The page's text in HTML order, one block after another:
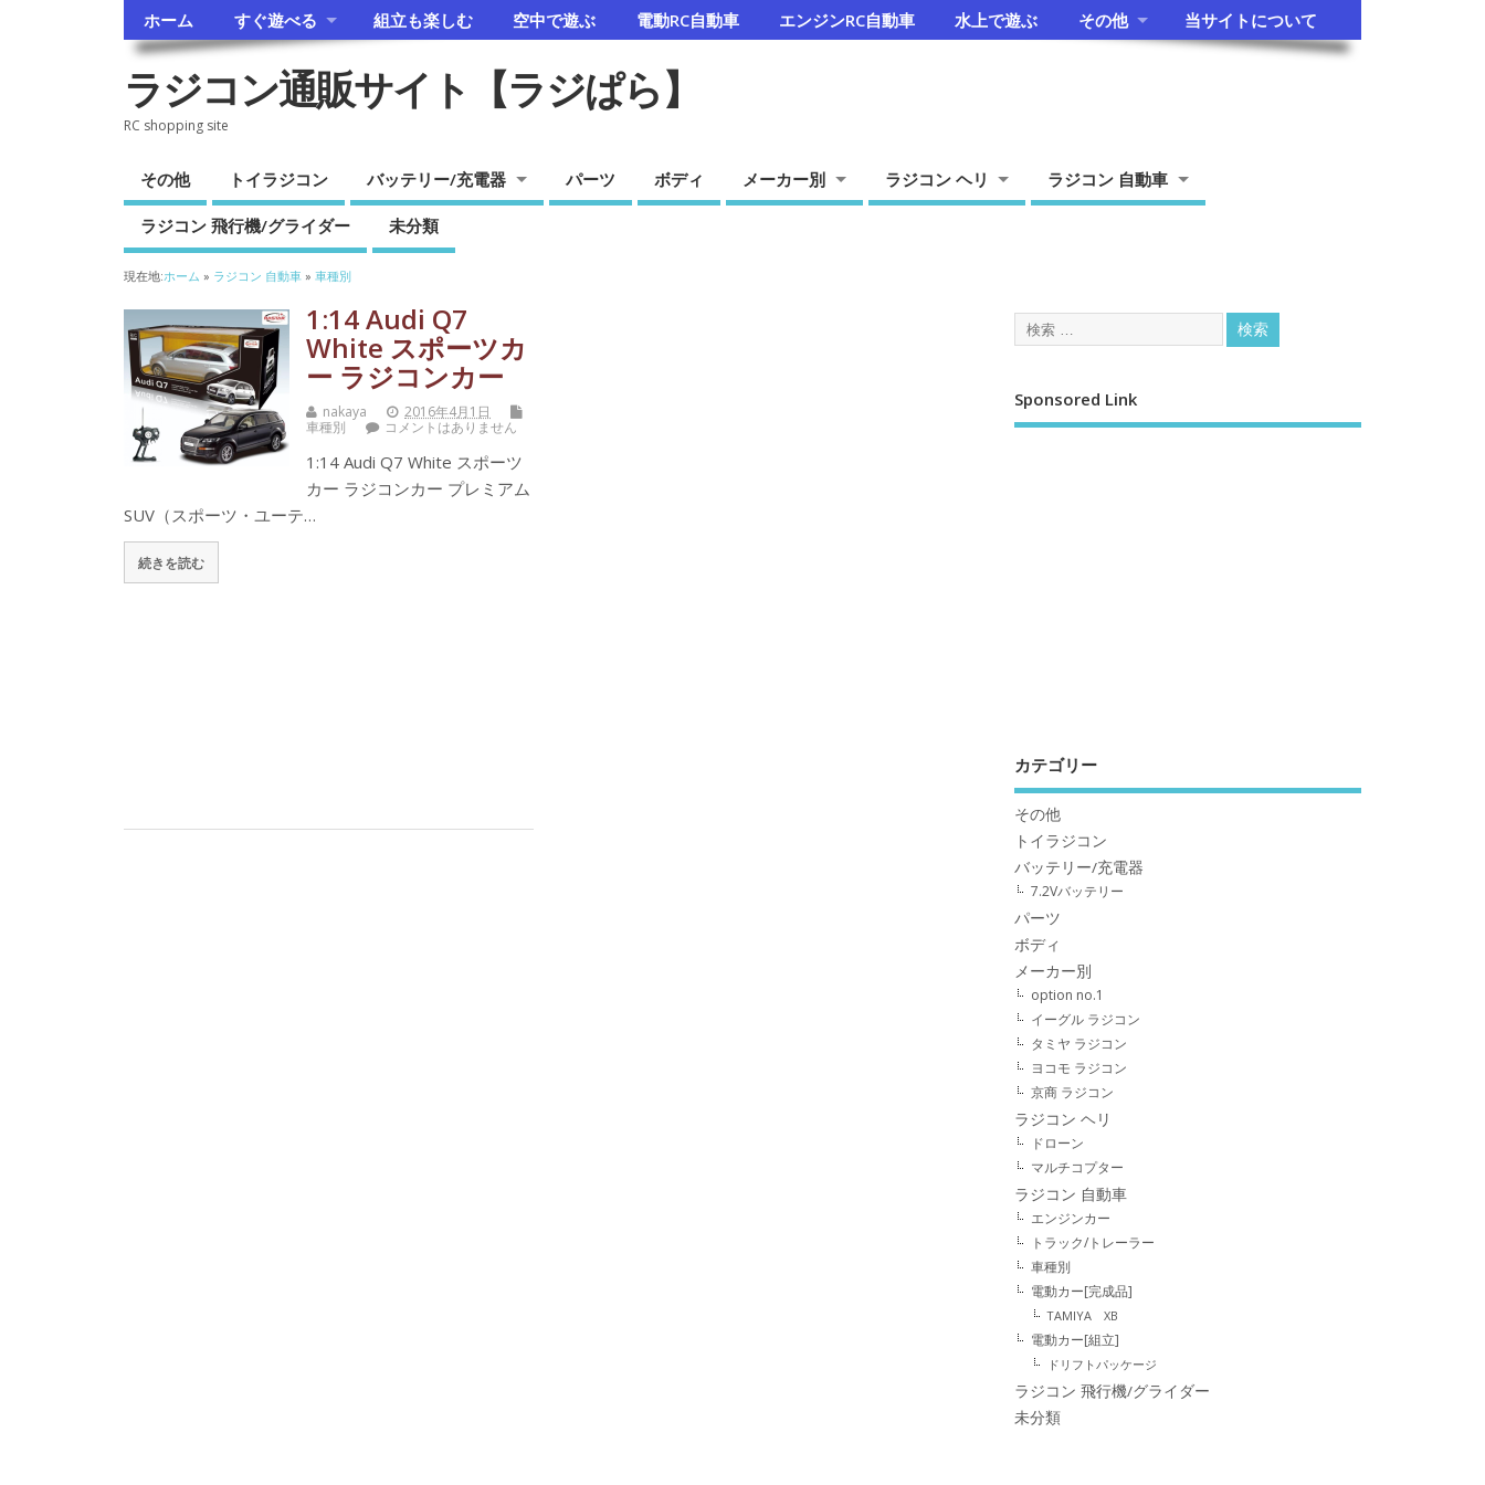
ホーム すぐ遊べる 組立も楽しむ 空中で遊ぶ 電動RC自動車 エンジンRC自動車 水上で遊ぶ その他 当サイトについて
ラジコン通販サイト【ラジぱら】
RC shopping site
その他 トイラジコン バッテリー/充電器 パーツ ボディ メーカー別 ラジコン ヘリ ラジコン 自動車
ラジコン 飛行機/グライダー 未分類
現在地:ホーム » ラジコン 自動車 » 車種別
1:14 Audi Q7
White スポーツカ
ー ラジコンカー
nakaya
2016年4月1日
車種別
コメントはありません
1:14 Audi Q7 White スポーツ
カー ラジコンカー プレミアム
SUV（スポーツ・ユーテ…
続きを読む
Sponsored Link
カテゴリー
その他
トイラジコン
バッテリー/充電器
7.2Vバッテリー
パーツ
ボディ
メーカー別
option no.1
イーグル ラジコン
タミヤ ラジコン
ヨコモ ラジコン
京商 ラジコン
ラジコン ヘリ
ドローン
マルチコプター
ラジコン 自動車
エンジンカー
トラック/トレーラー
車種別
電動カー[完成品]
TAMIYA XB
電動カー[組立]
ドリフトパッケージ
ラジコン 飛行機/グライダー
未分類